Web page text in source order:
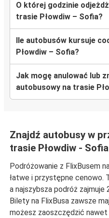
O której godzinie
trasie Płowdiw – Sofia?
Ile autobusów kursuje
Płowdiw – Sofia?
Jak mogę anulować lub
autobusowy na trasie
Znajdź autobusy w
trasie Płowdiw - Sofia
Podróżowanie z FlixBusem
łatwe i przystępne cenowo.
a najszybsza podróż zajmuje
Bilety na FlixBusa zawsze
możesz zaoszczędzić nawet